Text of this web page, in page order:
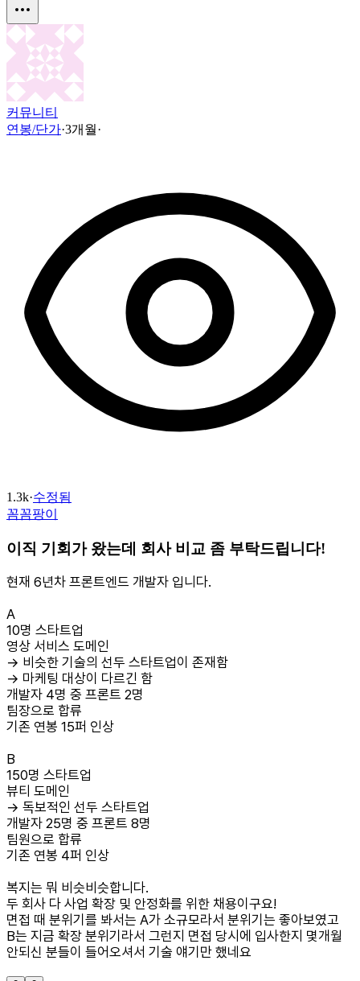
커뮤니티
연봉/단가·3개월·
1.3k·수정됨
꼼꼼팡이
이직 기회가 왔는데 회사 비교 좀 부탁드립니다!
현재 6년차 프론트엔드 개발자 입니다.
A
10명 스타트업
영상 서비스 도메인
→ 비슷한 기술의 선두 스타트업이 존재함
→ 마케팅 대상이 다르긴 함
개발자 4명 중 프론트 2명
팀장으로 합류
기존 연봉 15퍼 인상
B
150명 스타트업
뷰티 도메인
→ 독보적인 선두 스타트업
개발자 25명 중 프론트 8명
팀원으로 합류
기존 연봉 4퍼 인상
복지는 뭐 비슷비슷합니다.
두 회사 다 사업 확장 및 안정화를 위한 채용이구요!
면접 때 분위기를 봐서는 A가 소규모라서 분위기는 좋아보였고
B는 지금 확장 분위기라서 그런지 면접 당시에 입사한지 몇개월
안되신 분들이 들어오셔서 기술 얘기만 했네요